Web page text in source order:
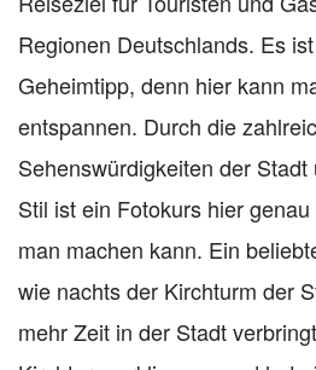
Regionen Deutschlands. Es
Geheimtipp, denn hier kann
entspannen. Durch die
Sehenswürdigkeiten der
Stil ist ein Fotokurs hier
man machen kann. Ein
wie nachts der Kirchturm der
mehr Zeit in der Stadt